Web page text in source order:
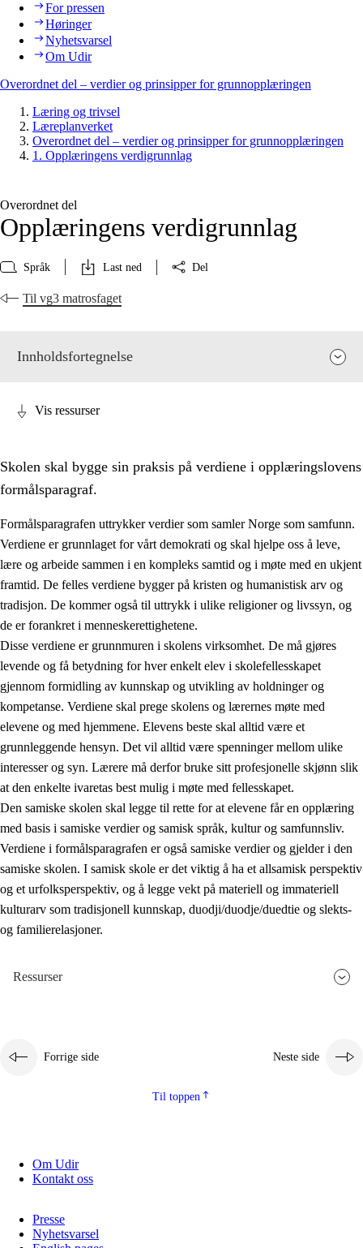
For pressen
Høringer
Nyhetsvarsel
Om Udir
Overordnet del – verdier og prinsipper for grunnopplæringen
Læring og trivsel
Læreplanverket
Overordnet del – verdier og prinsipper for grunnopplæringen
1. Opplæringens verdigrunnlag
Overordnet del
Opplæringens verdigrunnlag
Språk Last ned Del
Til vg3 matrosfaget
Innholdsfortegnelse
1. Opplæringens verdigrunnlag
1.1 Menneskeverdet
1.2 Identitet og kulturelt mangfold
1.3 Kritisk tenkning og etisk bevissthet
1.4 Skaperglede, engasjement og utforskertrang
1.5 Respekt for naturen og miljøbevissthet
1.6 Demokrati og medvirkning
Vis ressurser
Skolen skal bygge sin praksis på verdiene i opplæringslovens
formålsparagraf.
Formålsparagrafen uttrykker verdier som samler Norge som samfunn.
Verdiene er grunnlaget for vårt demokrati og skal hjelpe oss å leve,
lære og arbeide sammen i en kompleks samtid og i møte med en ukjent
framtid. De felles verdiene bygger på kristen og humanistisk arv og
tradisjon. De kommer også til uttrykk i ulike religioner og livssyn, og
de er forankret i menneskerettighetene.
Disse verdiene er grunnmuren i skolens virksomhet. De må gjøres
levende og få betydning for hver enkelt elev i skolefellesskapet
gjennom formidling av kunnskap og utvikling av holdninger og
kompetanse. Verdiene skal prege skolens og lærernes møte med
elevene og med hjemmene. Elevens beste skal alltid være et
grunnleggende hensyn. Det vil alltid være spenninger mellom ulike
interesser og syn. Lærere må derfor bruke sitt profesjonelle skjønn slik
at den enkelte ivaretas best mulig i møte med fellesskapet.
Den samiske skolen skal legge til rette for at elevene får en opplæring
med basis i samiske verdier og samisk språk, kultur og samfunnsliv.
Verdiene i formålsparagrafen er også samiske verdier og gjelder i den
samiske skolen. I samisk skole er det viktig å ha et allsamisk perspektiv
og et urfolksperspektiv, og å legge vekt på materiell og immateriell
kulturarv som tradisjonell kunnskap, duodji/duodje/duedtie og slekts-
og familierelasjoner.
Ressurser
Forrige side Neste side
Til toppen
Om Udir
Kontakt oss
Presse
Nyhetsvarsel